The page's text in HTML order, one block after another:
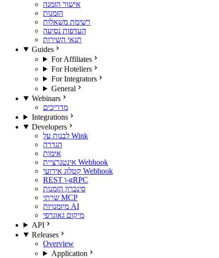
אישור הזמנה
הזמנות
רשימת משאלות
העדפות נסיעה
תנאי השירות
Guides
For Affiliates
For Hoteliers
For Integrators
General
Webinars
מדריכים
Integrations
Developers
לבנות על Wink
הגדרה
אימות
אינטגרציית Webhook
קטלוג אירועי Webhook
REST ו-gRPC
סינכרון הזמנות
שרתי MCP
מיומנויות AI
מיקום גאוגרפי
API
Releases
Overview
Application